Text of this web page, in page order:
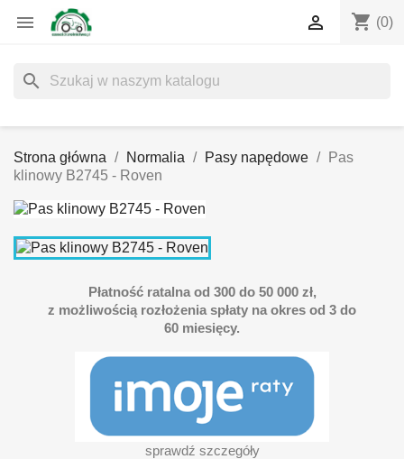
 shopping_cart (0)

search
Strona główna Normalia Pasy napędowe
Pas
klinowy B2745 - Roven
Płatność ratalna od 300 do 50 000 zł,
z możliwością rozłożenia spłaty na okres od 3 do
60 miesięcy.
sprawdź szczegóły